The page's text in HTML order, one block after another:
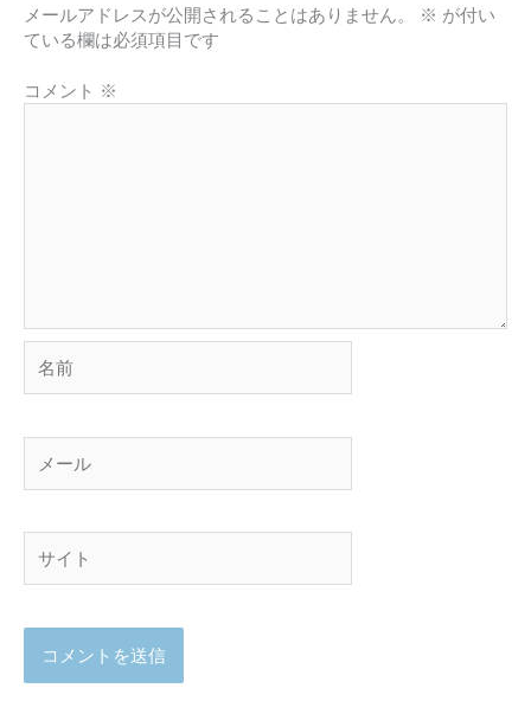
メールアドレスが公開されることはありません。 ※ が付い
ている欄は必須項目です
コメント ※
前
ー
ル
ト